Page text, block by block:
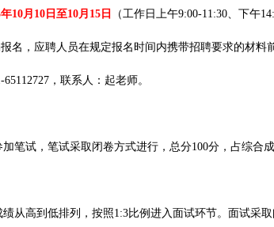
10月10日至10月15日 （工作日上午9:00-11:30、下午
名，应聘人员在规定报名时间内携带招聘要求的材
，联系人：起老师。
笔试，笔试采取闭卷方式进行，总分100分，占综合
从高到低排列，按照1:3比例进入面试环节。面试采